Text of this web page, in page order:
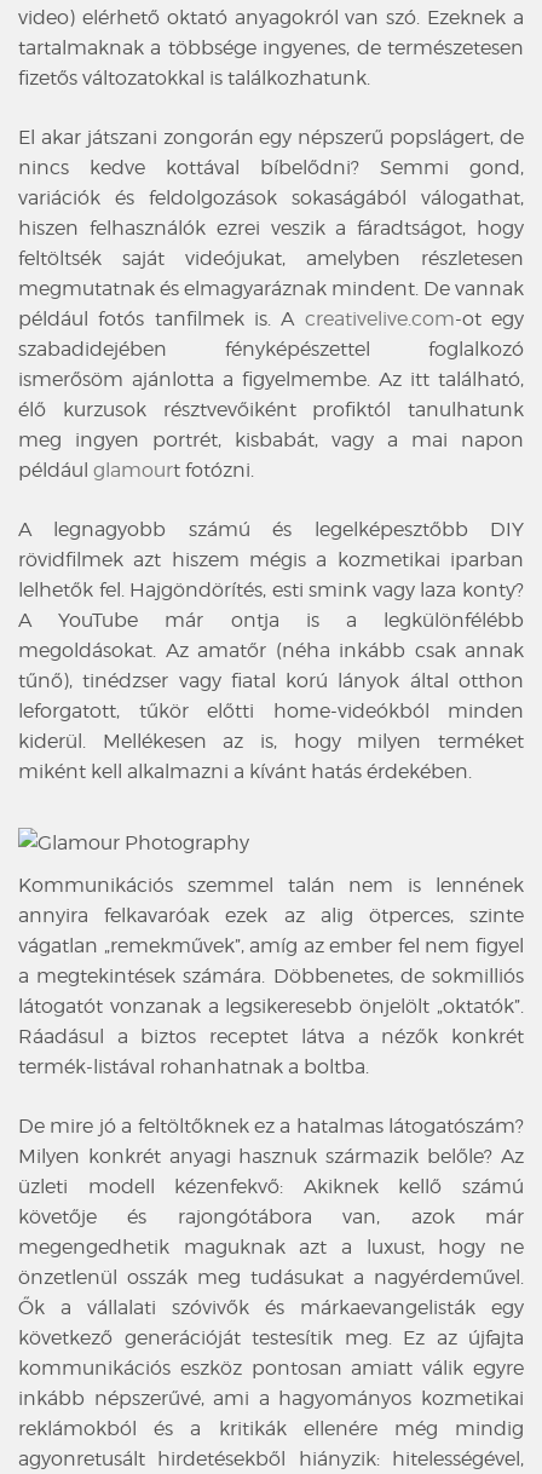
video) elérhető oktató anyagokról van szó. Ezeknek a
tartalmaknak a többsége ingyenes, de természetesen
fizetős változatokkal is találkozhatunk.
El akar játszani zongorán egy népszerű popslágert, de
nincs kedve kottával bíbelődni? Semmi gond,
variációk és feldolgozások sokaságából válogathat,
hiszen felhasználók ezrei veszik a fáradtságot, hogy
feltöltsék saját videójukat, amelyben részletesen
megmutatnak és elmagyaráznak mindent. De vannak
például fotós tanfilmek is. A creativelive.com-ot egy
szabadidejében fényképészettel foglalkozó
ismerősöm ajánlotta a figyelmembe. Az itt található,
élő kurzusok résztvevőiként profiktól tanulhatunk
meg ingyen portrét, kisbabát, vagy a mai napon
például glamourt fotózni.
A legnagyobb számú és legelképesztőbb DIY
rövidfilmek azt hiszem mégis a kozmetikai iparban
lelhetők fel. Hajgöndörítés, esti smink vagy laza konty?
A YouTube már ontja is a legkülönfélébb
megoldásokat. Az amatőr (néha inkább csak annak
tűnő), tinédzser vagy fiatal korú lányok által otthon
leforgatott, tűkör előtti home-videókból minden
kiderül. Mellékesen az is, hogy milyen terméket
miként kell alkalmazni a kívánt hatás érdekében.
Kommunikációs szemmel talán nem is lennének
annyira felkavaróak ezek az alig ötperces, szinte
vágatlan „remekművek”, amíg az ember fel nem figyel
a megtekintések számára. Döbbenetes, de sokmilliós
látogatót vonzanak a legsikeresebb önjelölt „oktatók”.
Ráadásul a biztos receptet látva a nézők konkrét
termék-listával rohanhatnak a boltba.
De mire jó a feltöltőknek ez a hatalmas látogatószám?
Milyen konkrét anyagi hasznuk származik belőle? Az
üzleti modell kézenfekvő: Akiknek kellő számú
követője és rajongótábora van, azok már
megengedhetik maguknak azt a luxust, hogy ne
önzetlenül osszák meg tudásukat a nagyérdeművel.
Ők a vállalati szóvivők és márkaevangelisták egy
következő generációját testesítik meg. Ez az újfajta
kommunikációs eszköz pontosan amiatt válik egyre
inkább népszerűvé, ami a hagyományos kozmetikai
reklámokból és a kritikák ellenére még mindig
agyonretusált hirdetésekből hiányzik: hitelességével,